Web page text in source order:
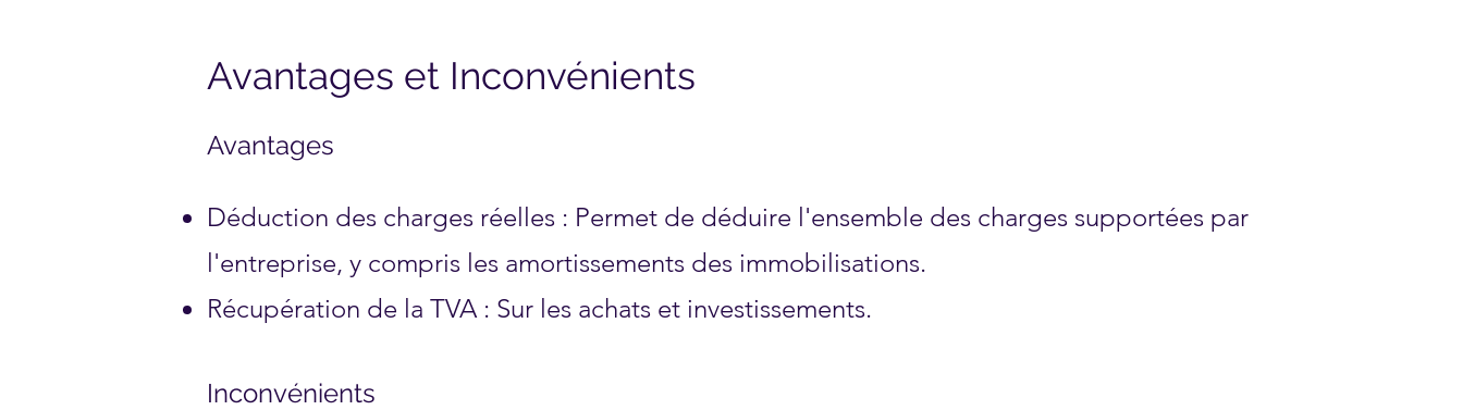
Avantages et Inconvénients
Avantages
Déduction des charges réelles : Permet de déduire l'ensemble des charges supportées par
l'entreprise, y compris les amortissements des immobilisations.
Récupération de la TVA : Sur les achats et investissements.
Inconvénients